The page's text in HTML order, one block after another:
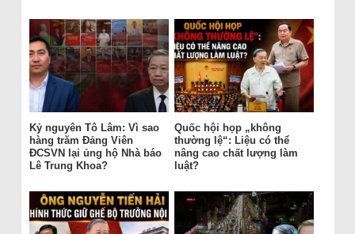
Kỷ nguyên Tô Lâm: Vì sao
hàng trăm Đảng Viên
ĐCSVN lại ủng hộ Nhà báo
Lê Trung Khoa?
Quốc hội họp „không
thường lệ“: Liệu có thể
nâng cao chất lượng làm
luật?